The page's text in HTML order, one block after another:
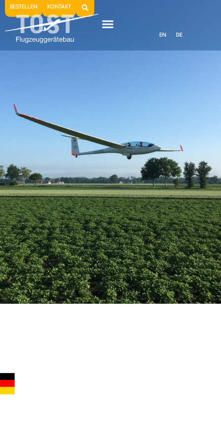
BESTELLEN KONTAKT
EN DE